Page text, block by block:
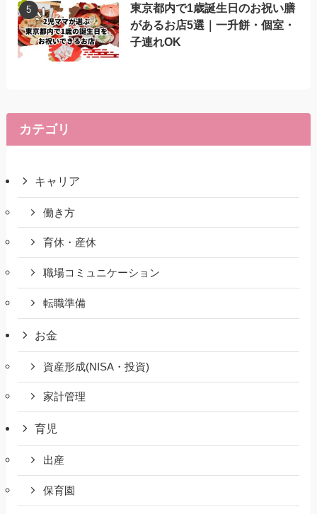
東京都内で1歳誕生日のお祝い膳
があるお店5選｜一升餅・個室・
子連れOK
カテゴリ
キャリア
働き方
育休・産休
職場コミュニケーション
転職準備
お金
資産形成(NISA・投資)
家計管理
育児
出産
保育園